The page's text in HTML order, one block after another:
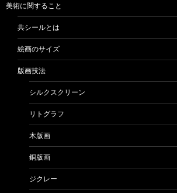
美術に関すること
共シールとは
絵画のサイズ
版画技法
シルクスクリーン
リトグラフ
木版画
銅版画
ジクレー